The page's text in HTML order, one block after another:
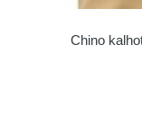
Chino